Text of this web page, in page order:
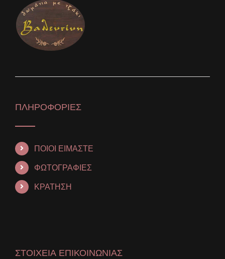
ΠΛΗΡΟΦΟΡΙΕΣ
ΠΟΙΟΙ ΕΙΜΑΣΤΕ
ΦΩΤΟΓΡΑΦΙΕΣ
ΚΡΑΤΗΣΗ
ΣΤΟΙΧΕΙΑ ΕΠΙΚΟΙΝΩΝΙΑΣ